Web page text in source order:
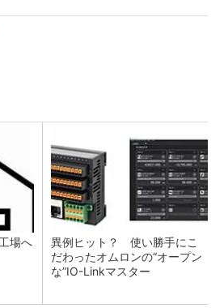
場へ
異例ヒット？ 使い勝手にこ
だわったオムロンの“オープン
な”IO-Linkマスター